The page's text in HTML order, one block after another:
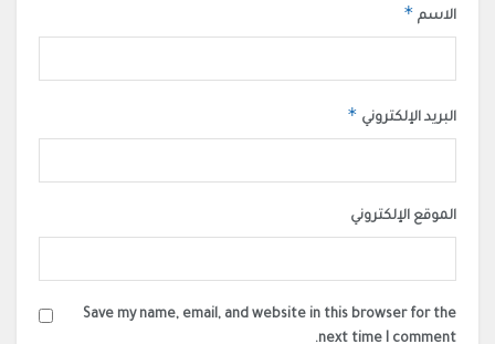
الاسم *
البريد الإلكتروني *
الموقع الإلكتروني
Save my name, email, and website in this browser for the
next time I comment.